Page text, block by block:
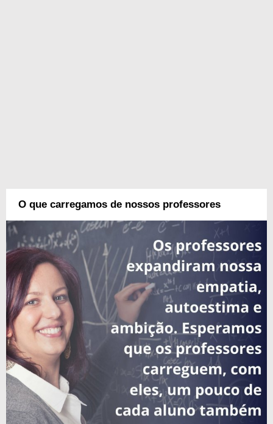
O que carregamos de nossos professores